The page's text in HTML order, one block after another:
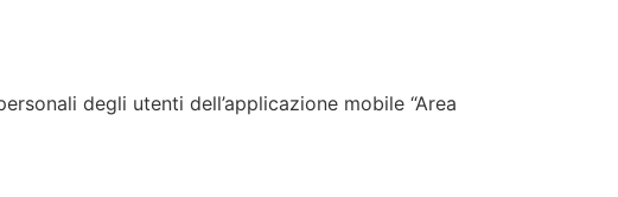
degli utenti dell’applicazione mobile “Area